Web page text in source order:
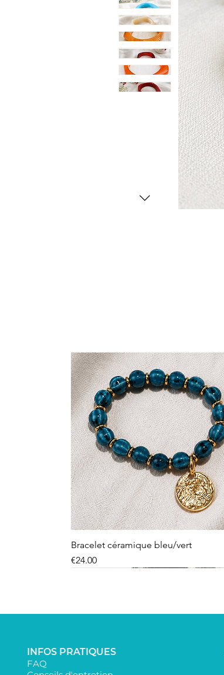
Bracelet céramique bleu/vert
Price
€24.00
INFOS PRATIQUES
FAQ